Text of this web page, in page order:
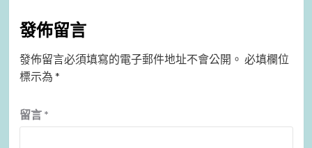
發佈留言
發佈留言必須填寫的電子郵件地址不會公開。 必填欄位
標示為 *
留言 *